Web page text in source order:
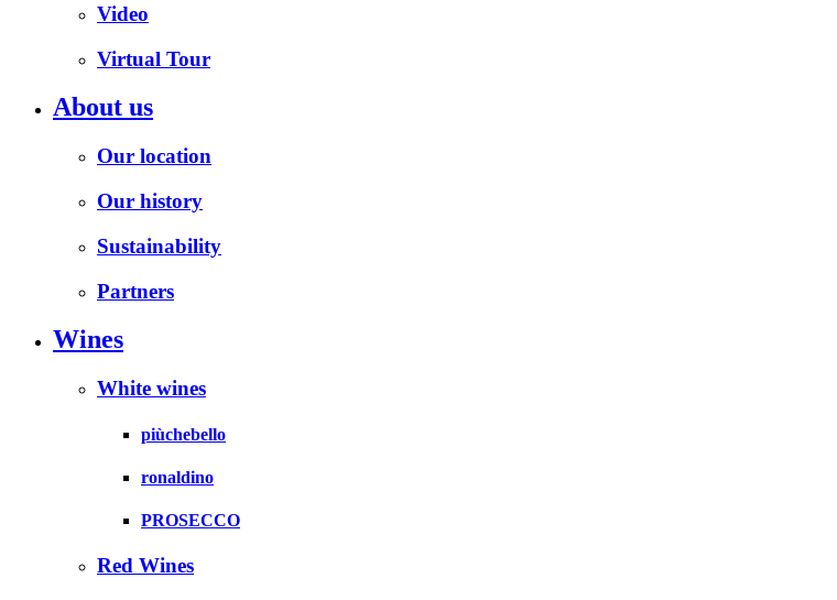
Video
Virtual Tour
About us
Our location
Our history
Sustainability
Partners
Wines
White wines
piùchebello
ronaldino
PROSECCO
Red Wines